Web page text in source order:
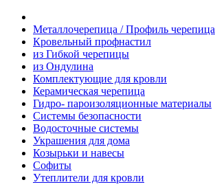
Металлочерепица / Профиль черепица
Кровельный профнастил
из Гибкой черепицы
из Ондулина
Комплектующие для кровли
Керамическая черепица
Гидро- пароизоляционные материалы
Системы безопасности
Водосточные системы
Украшения для дома
Козырьки и навесы
Софиты
Утеплители для кровли